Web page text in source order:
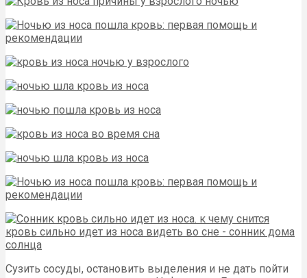
Сузить сосуды, остановить выделения и не дать пойти